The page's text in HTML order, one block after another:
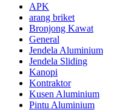
APK
arang briket
Bronjong Kawat
General
Jendela Aluminium
Jendela Sliding
Kanopi
Kontraktor
Kusen Aluminium
Pintu Aluminium